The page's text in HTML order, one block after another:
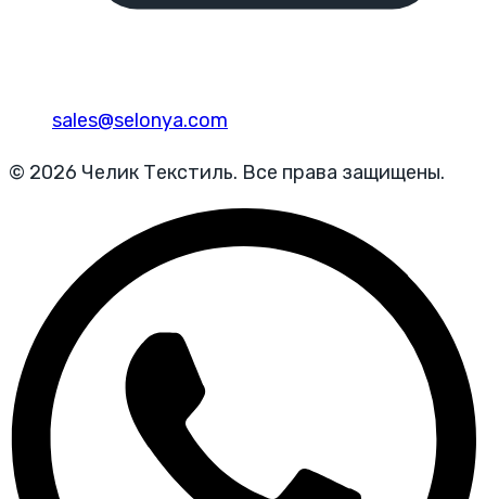
sales@selonya.com
© 2026 Челик Текстиль. Все права защищены.